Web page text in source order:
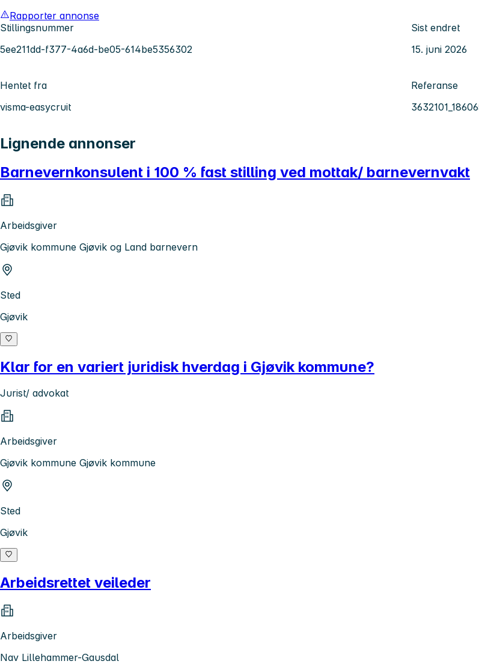
Rapporter annonse
Stillingsnummer
5ee211dd-f377-4a6d-be05-614be5356302
Sist endret
15. juni 2026
Hentet fra
visma-easycruit
Referanse
Lignende annonser
Barnevernkonsulent i 100 % fast stilling ved mottak/ barnevernvakt
Arbeidsgiver
Gjøvik kommune Gjøvik og Land barnevern
Sted
Gjøvik
Klar for en variert juridisk hverdag i Gjøvik kommune?
Jurist/ advokat
Arbeidsgiver
Gjøvik kommune Gjøvik kommune
Sted
Gjøvik
Arbeidsrettet veileder
Arbeidsgiver
Nav Lillehammer-Gausdal